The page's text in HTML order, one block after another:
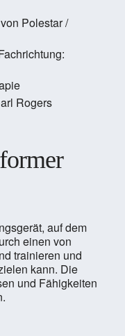
Polestar /
Rogers
auf dem
einen von
trainieren und
kann. Die
und Fähigkeiten